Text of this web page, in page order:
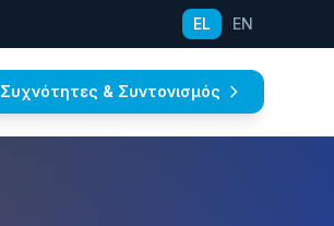
EL EN
Συχνότητες & Συντονισμός